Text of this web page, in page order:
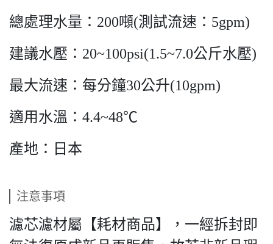
總處理水量：200噸(測試流速：5gpm)
建議水壓：20~100psi(1.5~7.0公斤水壓)
最大流速：每分鐘30公升(10gpm)
適用水溫：4.4~48℃
產地：日本
注意事項
濾芯濾材屬【耗材商品】，一經拆封即